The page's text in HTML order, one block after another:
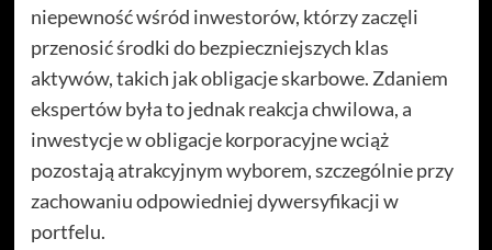
niepewność wśród inwestorów, którzy zaczęli
przenosić środki do bezpieczniejszych klas
aktywów, takich jak obligacje skarbowe. Zdaniem
ekspertów była to jednak reakcja chwilowa, a
inwestycje w obligacje korporacyjne wciąż
pozostają atrakcyjnym wyborem, szczególnie przy
zachowaniu odpowiedniej dywersyfikacji w
portfelu.